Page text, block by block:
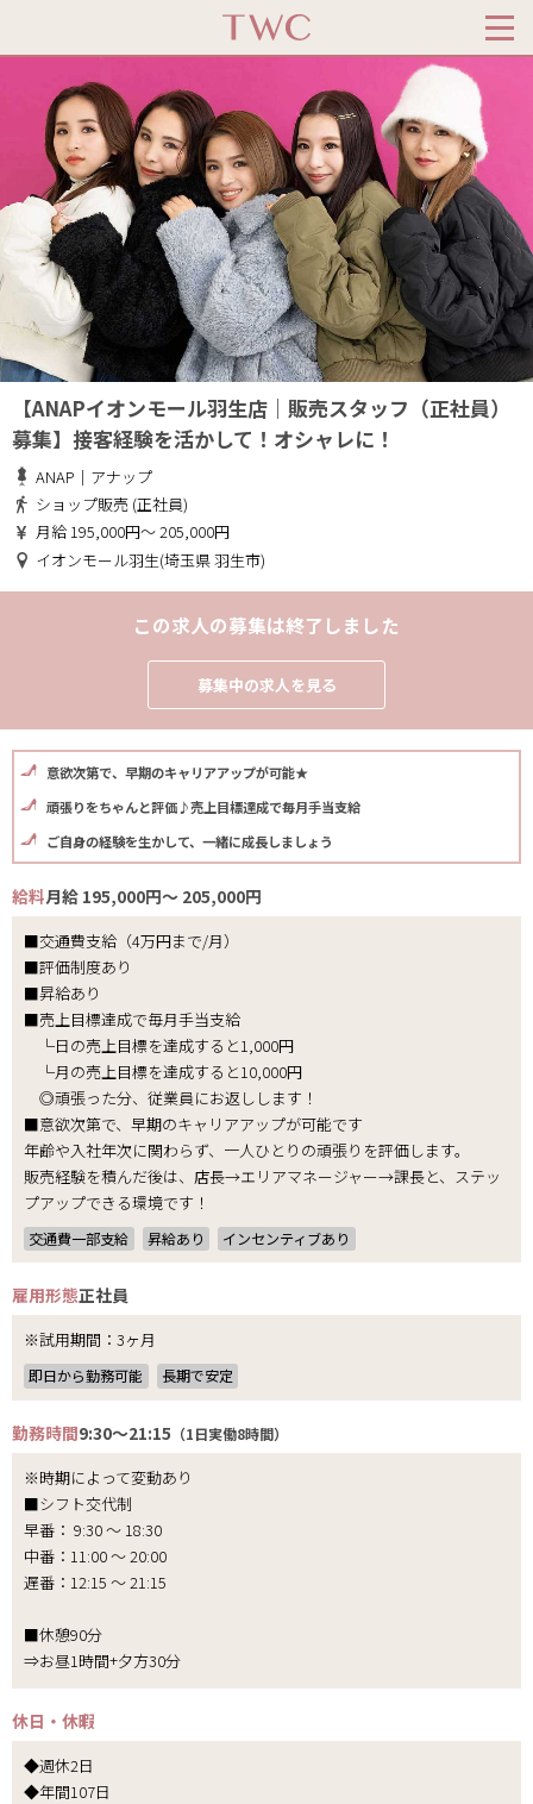
【ANAPイオンモール羽生店｜販売スタッフ（正社員）
募集】接客経験を活かして！オシャレに！
ANAP｜アナップ
ショップ販売 (正社員)
月給 195,000円～ 205,000円
イオンモール羽生(埼玉県 羽生市)
この求人の募集は終了しました
募集中の求人を見る
意欲次第で、早期のキャリアアップが可能★
頑張りをちゃんと評価♪売上目標達成で毎月手当支給
ご自身の経験を生かして、一緒に成長しましょう
給料月給 195,000円～ 205,000円
■交通費支給（4万円まで/月）
■評価制度あり
■昇給あり
■売上目標達成で毎月手当支給
└日の売上目標を達成すると1,000円
└月の売上目標を達成すると10,000円
◎頑張った分、従業員にお返しします！
■意欲次第で、早期のキャリアアップが可能です
年齢や入社年次に関わらず、一人ひとりの頑張りを評価します。
販売経験を積んだ後は、店長→エリアマネージャー→課長と、ステッ
プアップできる環境です！
交通費一部支給 昇給あり インセンティブあり
雇用形態正社員
※試用期間：3ヶ月
即日から勤務可能 長期で安定
勤務時間9:30～21:15 （1日実働8時間）
※時期によって変動あり
■シフト交代制
早番： 9:30 ～ 18:30
中番：11:00 ～ 20:00
遅番：12:15 ～ 21:15
■休憩90分
⇒お昼1時間+夕方30分
休日・休暇
◆週休2日
◆年間107日